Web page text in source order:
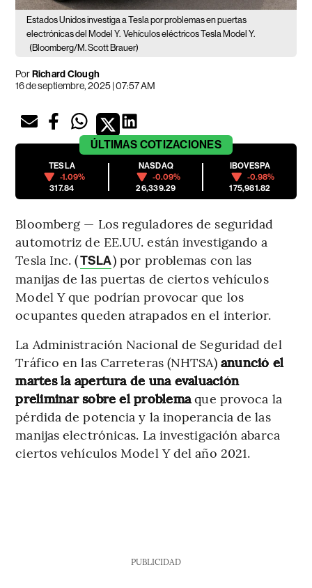
Estados Unidos investiga a Tesla por problemas en puertas
electrónicas del Model Y. Vehículos eléctricos Tesla Model Y.
(Bloomberg/M. Scott Brauer)
PorRichard Clough
16 de septiembre, 2025 | 07:57 AM
ÚLTIMAS COTIZACIONES
TESLA
-1.09%
317.84
NASDAQ
-0.09%
26,339.29
IBOVESPA
-0.98%
175,981.82
Bloomberg — Los reguladores de seguridad
automotriz de EE.UU. están investigando a
Tesla Inc. (TSLA) por problemas con las
manijas de las puertas de ciertos vehículos
Model Y que podrían provocar que los
ocupantes queden atrapados en el interior.
La Administración Nacional de Seguridad del
Tráfico en las Carreteras (NHTSA) anunció el
martes la apertura de una evaluación
preliminar sobre el problemaque provoca la
pérdida de potencia y la inoperancia de las
manijas electrónicas. La investigación abarca
ciertos vehículos Model Y del año 2021.
PUBLICIDAD